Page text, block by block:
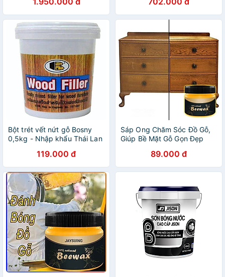
Bột trét vết nứt gỗ Bosny
0,5kg - Nhập khẩu Thái Lan
119.000 đ
Sáp Ong Chăm Sóc Đồ Gỗ,
Giúp Bề Mặt Gỗ Gọn Đẹp
89.000 đ